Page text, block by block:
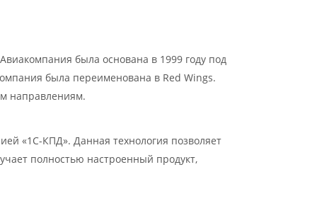
была основана в 1999 году под
была переименована в Red Wings.
направлениям.
«1С-КПД». Данная технология позволяет
полностью настроенный продукт,